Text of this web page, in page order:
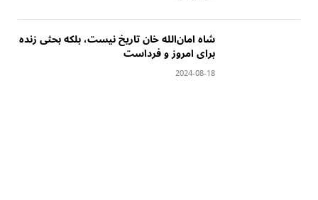
‏شاه امان‌الله خان تاریخ نیست، بلکه بحثی زنده
برای امروز و فرداست
2024-08-18